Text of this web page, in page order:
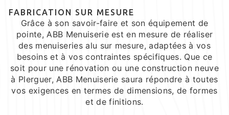
FABRICATION SUR MESURE
Grâce à son savoir-faire et son équipement de
pointe, ABB Menuiserie est en mesure de réaliser
des menuiseries alu sur mesure, adaptées à vos
besoins et à vos contraintes spécifiques. Que ce
soit pour une rénovation ou une construction neuve
à Plerguer, ABB Menuiserie saura répondre à toutes
vos exigences en termes de dimensions, de formes
et de finitions.